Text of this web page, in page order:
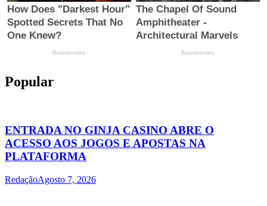
Popular
ENTRADA NO GINJA CASINO ABRE O
ACESSO AOS JOGOS E APOSTAS NA
PLATAFORMA
RedaçãoAgosto 7, 2026